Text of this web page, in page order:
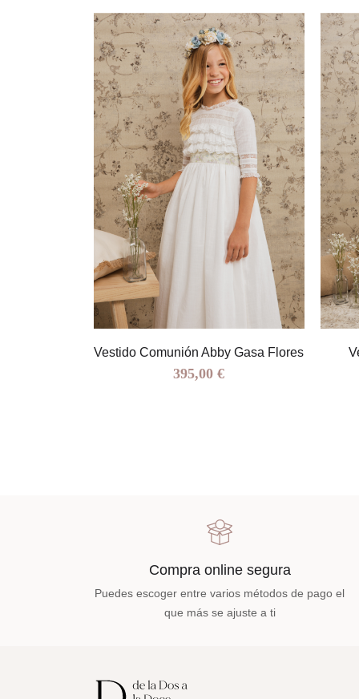
Vestido Comunión Abby Gasa Flores
395,00 €
Compra online segura
Puedes escoger entre varios métodos de pago el
que más se ajuste a ti